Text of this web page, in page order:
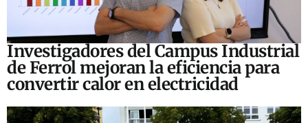
Investigadores del Campus Industrial
de Ferrol mejoran la eficiencia para
convertir calor en electricidad